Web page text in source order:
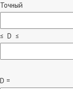
Точный
≤ D ≤
D =